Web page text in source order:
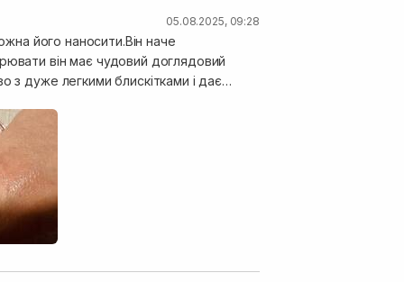
05.08.2025, 09:28
його наносити.Він наче
він має чудовий доглядовий
з дуже легкими блискітками і дає
освіжає обличчя і доповнює образ в
Дуже сподобався.Варто